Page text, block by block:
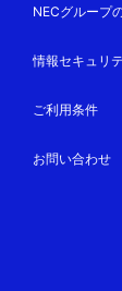
NECグループ
情報セキュリ
ご利用条件
お問い合わせ